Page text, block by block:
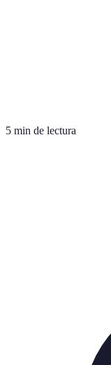
5 min de lectura